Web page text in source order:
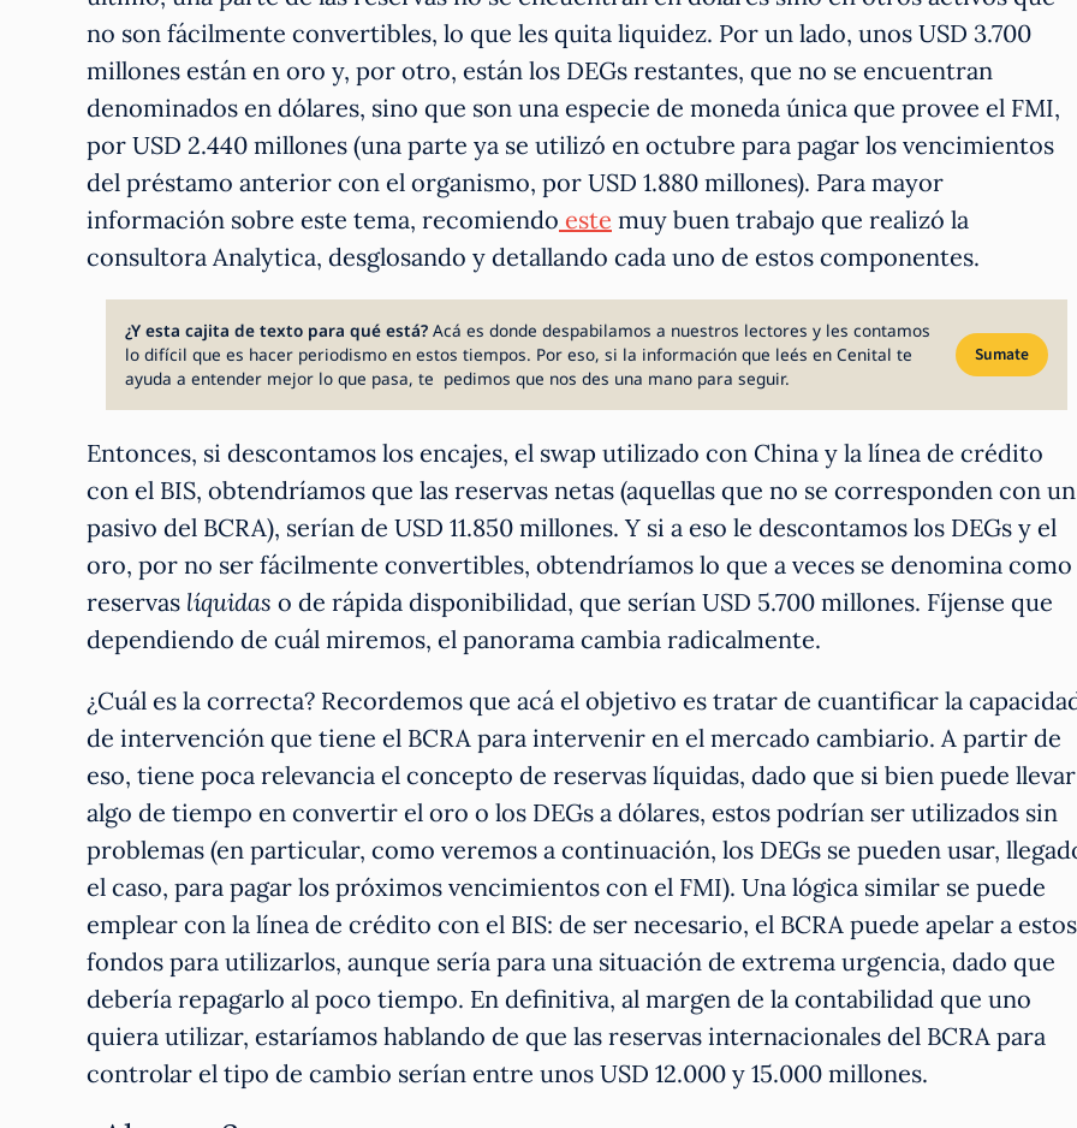
no son fácilmente convertibles, lo que les quita liquidez. Por un lado, unos USD 3.700
millones están en oro y, por otro, están los DEGs restantes, que no se encuentran
denominados en dólares, sino que son una especie de moneda única que provee el FMI,
por USD 2.440 millones (una parte ya se utilizó en octubre para pagar los vencimientos
del préstamo anterior con el organismo, por USD 1.880 millones). Para mayor
información sobre este tema, recomiendo este muy buen trabajo que realizó la
consultora Analytica, desglosando y detallando cada uno de estos componentes.
¿Y esta cajita de texto para qué está? Acá es donde despabilamos a nuestros lectores y les contamos
lo difícil que es hacer periodismo en estos tiempos. Por eso, si la información que leés en Cenital te
ayuda a entender mejor lo que pasa, te pedimos que nos des una mano para seguir.
Sumate
Entonces, si descontamos los encajes, el swap utilizado con China y la línea de crédito
con el BIS, obtendríamos que las reservas netas (aquellas que no se corresponden con un
pasivo del BCRA), serían de USD 11.850 millones. Y si a eso le descontamos los DEGs y el
oro, por no ser fácilmente convertibles, obtendríamos lo que a veces se denomina como
reservas líquidas o de rápida disponibilidad, que serían USD 5.700 millones. Fíjense que
dependiendo de cuál miremos, el panorama cambia radicalmente.
¿Cuál es la correcta? Recordemos que acá el objetivo es tratar de cuantificar la
de intervención que tiene el BCRA para intervenir en el mercado cambiario. A partir de
eso, tiene poca relevancia el concepto de reservas líquidas, dado que si bien puede llevar
algo de tiempo en convertir el oro o los DEGs a dólares, estos podrían ser utilizados sin
problemas (en particular, como veremos a continuación, los DEGs se pueden usar,
el caso, para pagar los próximos vencimientos con el FMI). Una lógica similar se puede
emplear con la línea de crédito con el BIS: de ser necesario, el BCRA puede apelar a estos
fondos para utilizarlos, aunque sería para una situación de extrema urgencia, dado que
debería repagarlo al poco tiempo. En definitiva, al margen de la contabilidad que uno
quiera utilizar, estaríamos hablando de que las reservas internacionales del BCRA para
controlar el tipo de cambio serían entre unos USD 12.000 y 15.000 millones.